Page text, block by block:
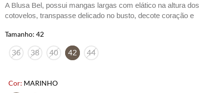
A Blusa Bel, possui mangas largas com elático na altura dos
cotovelos, transpasse delicado no busto, decote coração e
MARINHO
42
36 38 40 42 44